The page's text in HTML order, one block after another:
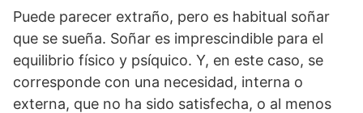
Puede parecer extraño, pero es habitual soñar
que se sueña. Soñar es imprescindible para el
equilibrio físico y psíquico. Y, en este caso, se
corresponde con una necesidad, interna o
externa, que no ha sido satisfecha, o al menos